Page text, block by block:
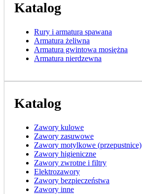
Katalog
Rury i armatura spawana
Armatura żeliwna
Armatura gwintowa mosiężna
Armatura nierdzewna
Katalog
Zawory kulowe
Zawory zasuwowe
Zawory motylkowe (przepustnice)
Zawory higieniczne
Zawory zwrotne i filtry
Elektrozawory
Zawory bezpieczeństwa
Zawory inne